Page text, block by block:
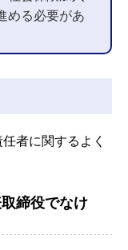
める必要があ
者に関するよく
締役でなけ